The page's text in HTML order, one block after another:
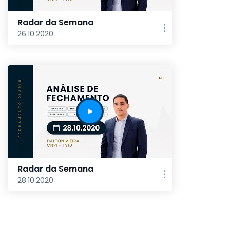
Radar da Semana
26.10.2020
Radar da Semana
28.10.2020